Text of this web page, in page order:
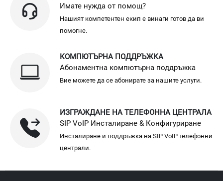
Имате нужда от помощ?
Нашият компетентен екип е винаги готов да ви
помогне.
КОМПЮТЪРНА ПОДДРЪЖКА
Абонаментна компютърна поддръжка
Вие можете да се абонирате за нашите услуги.
ИЗГРАЖДАНЕ НА ТЕЛЕФОННА ЦЕНТРАЛА
SIP VoIP Инсталиране & Конфигуриране
Инсталиране и поддръжка на SIP VoIP телефонни
централи.